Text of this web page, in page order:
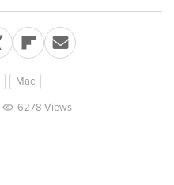
Mac
6278 Views